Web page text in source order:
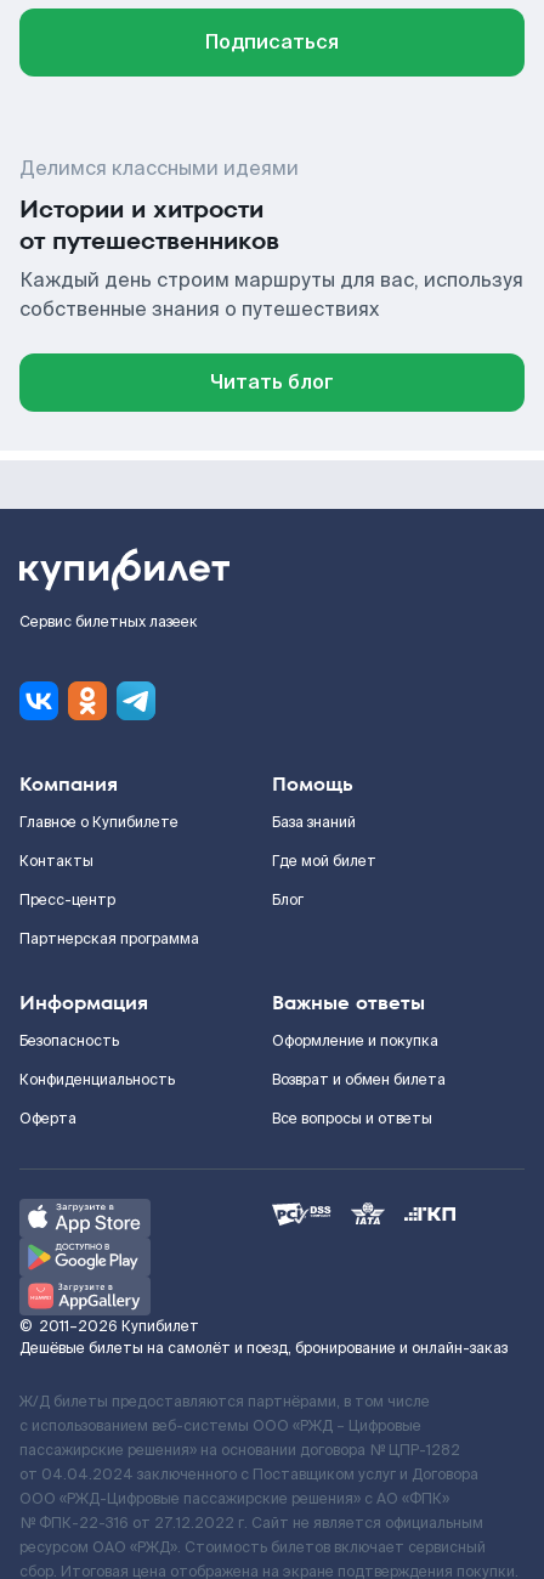
Подписаться
Делимся классными идеями
Истории и хитрости
от путешественников
Каждый день строим маршруты для вас, используя
собственные знания о путешествиях
Читать блог
Сервис билетных лазеек
Компания
Главное о Купибилете
Контакты
Пресс-центр
Партнерская программа
Помощь
База знаний
Где мой билет
Блог
Информация
Безопасность
Конфиденциальность
Оферта
Важные ответы
Оформление и покупка
Возврат и обмен билета
Все вопросы и ответы
© 2011–2026 Купибилет
Дешёвые билеты на самолёт и поезд, бронирование и онлайн-заказ
Ж/Д билеты предоставляются партнёрами, в том числе
с использованием веб-системы ООО «РЖД – Цифровые
пассажирские решения» на основании договора № ЦПР-1282
от 04.04.2024 заключенного с Поставщиком услуг и Договора
ООО «РЖД-Цифровые пассажирские решения» c АО «ФПК»
№ ФПК-22-316 от 27.12.2022 г. Сайт не является официальным
ресурсом ОАО «РЖД». Стоимость билетов включает сервисный
сбор. Итоговая цена отображена на экране подтверждения покупки.